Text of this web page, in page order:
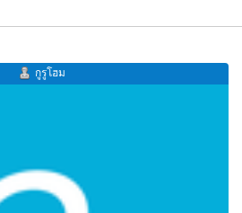
กูรูโฮม